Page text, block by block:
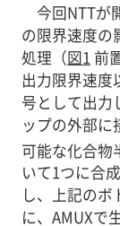
今回NTTが
の限界速度の
処理（図1 前
出力限界速度
号として出力
ップの外部に
可能な化合物
いて1つに合
し、上記の
に、AMUXで